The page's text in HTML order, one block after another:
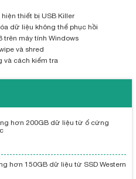
thiết bị USB Killer
dữ liệu không thể phục hồi
trên máy tính Windows
và shred
và cách kiểm tra
hơn 200GB dữ liệu từ ổ cứng
hơn 150GB dữ liệu từ SSD Western